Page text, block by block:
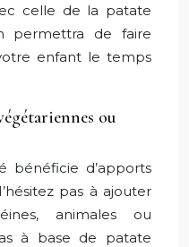
celle de la patate
permettra de faire
enfant le temps
ou
bénéficie d’apports
pas à ajouter
animales ou
à base de patate